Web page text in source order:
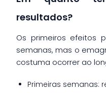
resultados?
Os primeiros efeitos
semanas, mas o
costuma ocorrer ao
Primeiras semanas: